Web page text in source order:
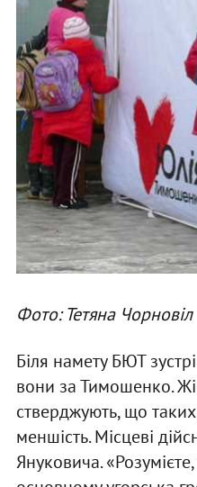
Фото: Тетяна Чорновіл
Біля намету БЮТ
вони за Тимошенко.
стверджують, що
меншість. Місцеві
Януковича.